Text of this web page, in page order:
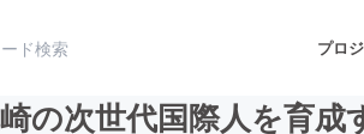
プロ
の次世代国際人を育